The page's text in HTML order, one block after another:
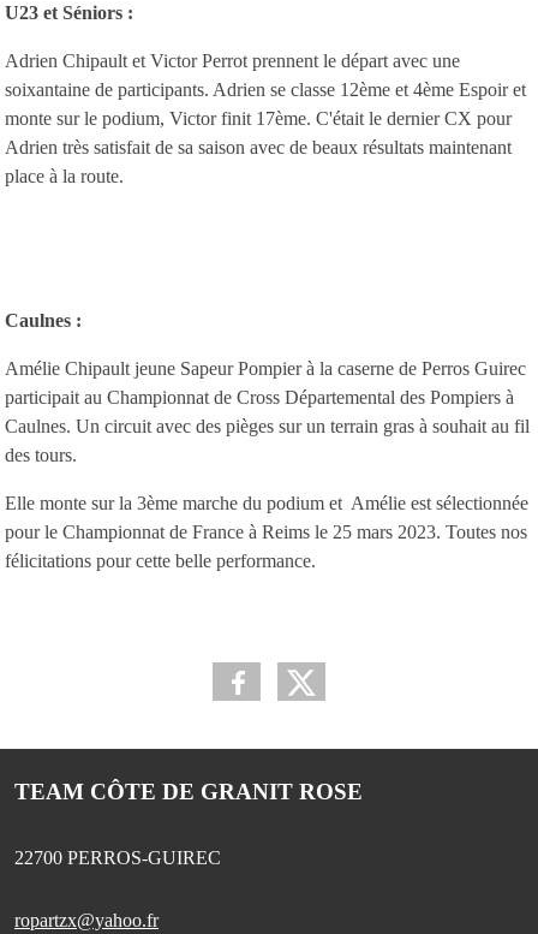
U23 et Séniors :
Adrien Chipault et Victor Perrot prennent le départ avec une
soixantaine de participants. Adrien se classe 12ème et 4ème Espoir et
monte sur le podium, Victor finit 17ème. C'était le dernier CX pour
Adrien très satisfait de sa saison avec de beaux résultats maintenant
place à la route.
Caulnes :
Amélie Chipault jeune Sapeur Pompier à la caserne de Perros Guirec
participait au Championnat de Cross Départemental des Pompiers à
Caulnes. Un circuit avec des pièges sur un terrain gras à souhait au fil
des tours.
Elle monte sur la 3ème marche du podium et Amélie est sélectionnée
pour le Championnat de France à Reims le 25 mars 2023. Toutes nos
félicitations pour cette belle performance.
TEAM CÔTE DE GRANIT ROSE
22700 PERROS-GUIREC
ropartzx@yahoo.fr